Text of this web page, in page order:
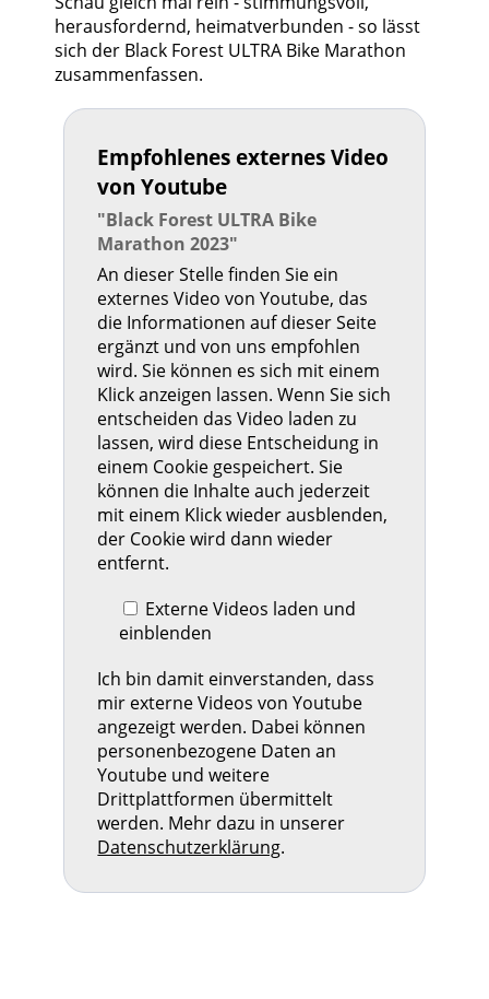
herausfordernd, heimatverbunden - so lässt
sich der Black Forest ULTRA Bike Marathon
zusammenfassen.
Empfohlenes externes Video
von Youtube
"Black Forest ULTRA Bike
Marathon 2023"
An dieser Stelle finden Sie ein
externes Video von Youtube, das
die Informationen auf dieser Seite
ergänzt und von uns empfohlen
wird. Sie können es sich mit einem
Klick anzeigen lassen. Wenn Sie sich
entscheiden das Video laden zu
lassen, wird diese Entscheidung in
einem Cookie gespeichert. Sie
können die Inhalte auch jederzeit
mit einem Klick wieder ausblenden,
der Cookie wird dann wieder
entfernt.
Externe Videos laden und
einblenden
Ich bin damit einverstanden, dass
mir externe Videos von Youtube
angezeigt werden. Dabei können
personenbezogene Daten an
Youtube und weitere
Drittplattformen übermittelt
werden. Mehr dazu in unserer
Datenschutzerklärung.